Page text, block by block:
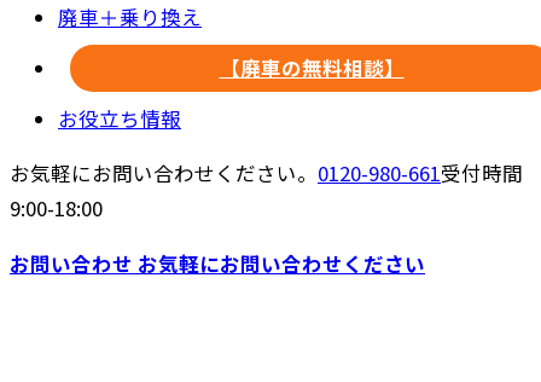
廃車＋乗り換え
【廃車の無料相談】
お役立ち情報
お気軽にお問い合わせください。 0120-980-661受付時間
9:00-18:00
お問い合わせ お気軽にお問い合わせください